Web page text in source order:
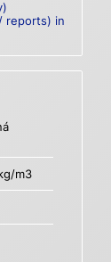
reports) in
m3